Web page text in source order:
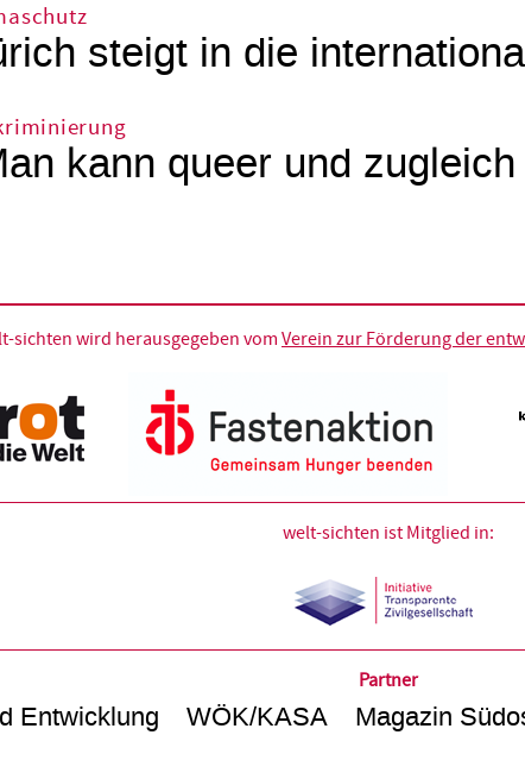
steigt in die
kann queer und
sichten wird herausgegeben vomVerein zur Förderung der
welt-sichten ist Mitglied in:
Partner
Entwicklung WÖK/KASA Magazin